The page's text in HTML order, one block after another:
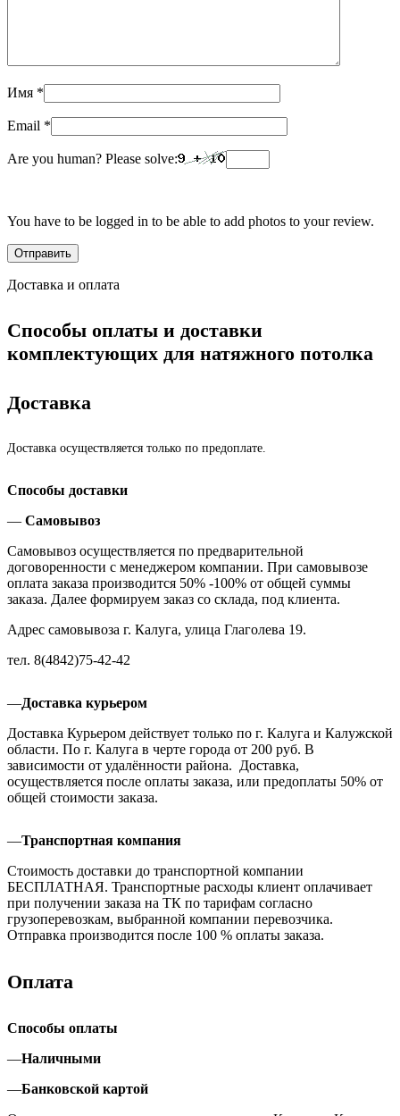
Имя *
Email *
Are you human? Please solve:
You have to be logged in to be able to add photos to your review.
Доставка и оплата
Способы оплаты и доставки
комплектующих для натяжного потолка
Доставка
Доставка осуществляется только по предоплате.
Способы доставки
— Самовывоз
Самовывоз осуществляется по предварительной
договоренности с менеджером компании. При самовывозе
оплата заказа производится 50% -100% от общей суммы
заказа. Далее формируем заказ со склада, под клиента.
Адрес самовывоза г. Калуга, улица Глаголева 19.
тел. 8(4842)75-42-42
—Доставка курьером
Доставка Курьером действует только по г. Калуга и Калужской
области. По г. Калуга в черте города от 200 руб. В
зависимости от удалённости района. Доставка,
осуществляется после оплаты заказа, или предоплаты 50% от
общей стоимости заказа.
—Транспортная компания
Стоимость доставки до транспортной компании
БЕСПЛАТНАЯ. Транспортные расходы клиент оплачивает
при получении заказа на ТК по тарифам согласно
грузоперевозкам, выбранной компании перевозчика.
Отправка производится после 100 % оплаты заказа.
Оплата
Способы оплаты
—Наличными
—Банковской картой